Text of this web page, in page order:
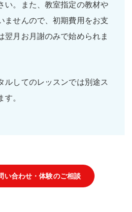
い。また、教室指定の教材や
ませんので、初期費用をお支
翌月お月謝のみで始められま
ルしてのレッスンでは別途ス
す。
い合わせ・体験のご相談